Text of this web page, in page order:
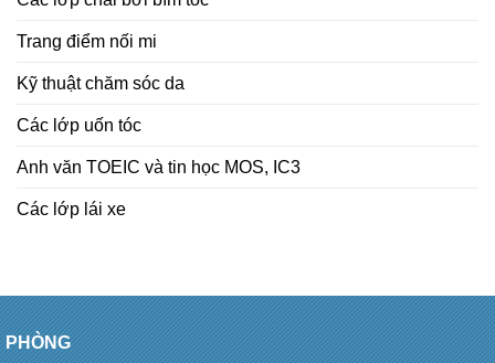
Trang điểm nối mi
Kỹ thuật chăm sóc da
Các lớp uốn tóc
Anh văn TOEIC và tin học MOS, IC3
Các lớp lái xe
PHÒNG